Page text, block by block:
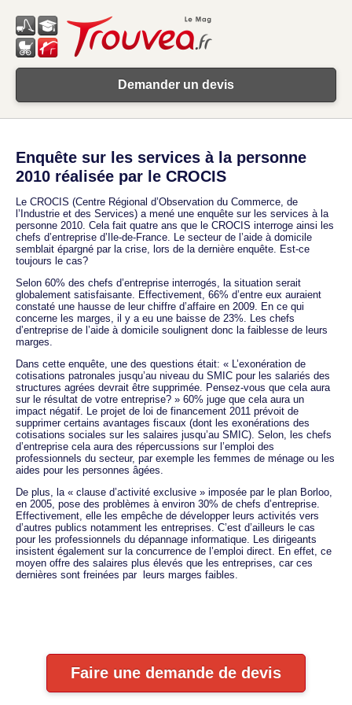
Demander un devis
Enquête sur les services à la personne
2010 réalisée par le CROCIS
Le CROCIS (Centre Régional d’Observation du Commerce, de
l’Industrie et des Services) a mené une enquête sur les services à la
personne 2010. Cela fait quatre ans que le CROCIS interroge ainsi les
chefs d’entreprise d’Ile-de-France. Le secteur de l’aide à domicile
semblait épargné par la crise, lors de la dernière enquête. Est-ce
toujours le cas?
Selon 60% des chefs d’entreprise interrogés, la situation serait
globalement satisfaisante. Effectivement, 66% d’entre eux auraient
constaté une hausse de leur chiffre d’affaire en 2009. En ce qui
concerne les marges, il y a eu une baisse de 23%. Les chefs
d’entreprise de l’aide à domicile soulignent donc la faiblesse de leurs
marges.
Dans cette enquête, une des questions était: « L’exonération de
cotisations patronales jusqu’au niveau du SMIC pour les salariés des
structures agrées devrait être supprimée. Pensez-vous que cela aura
sur le résultat de votre entreprise? » 60% juge que cela aura un
impact négatif. Le projet de loi de financement 2011 prévoit de
supprimer certains avantages fiscaux (dont les exonérations des
cotisations sociales sur les salaires jusqu’au SMIC). Selon, les chefs
d’entreprise cela aura des répercussions sur l’emploi des
professionnels du secteur, par exemple les femmes de ménage ou les
aides pour les personnes âgées.
De plus, la « clause d’activité exclusive » imposée par le plan Borloo,
en 2005, pose des problèmes à environ 30% de chefs d’entreprise.
Effectivement, elle les empêche de développer leurs activités vers
d’autres publics notamment les entreprises. C’est d’ailleurs le cas
pour les professionnels du dépannage informatique. Les dirigeants
insistent également sur la concurrence de l’emploi direct. En effet, ce
moyen offre des salaires plus élevés que les entreprises, car ces
dernières sont freinées par leurs marges faibles.
Faire une demande de devis